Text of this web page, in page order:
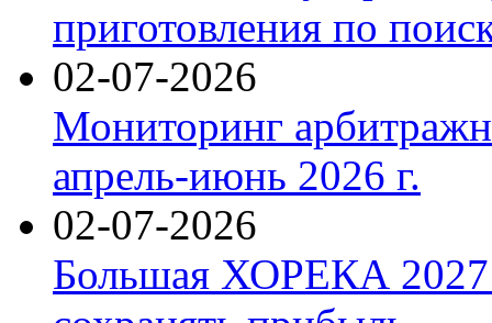
приготовления по
02-07-2026
Мониторинг
апрель-июнь 2026 г.
02-07-2026
Большая ХОРЕКА 2027: